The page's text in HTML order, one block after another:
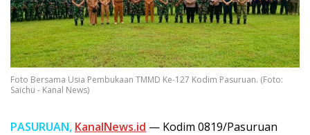
Foto Bersama Usia Pembukaan TMMD Ke-127 Kodim Pasuruan. (Foto:
Saichu - Kanal News)
PASURUAN, KanalNews.id — Kodim 0819/Pasuruan